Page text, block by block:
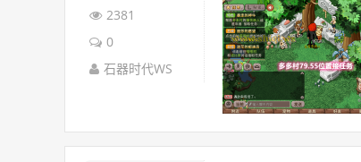
2381
0
石器时代WS